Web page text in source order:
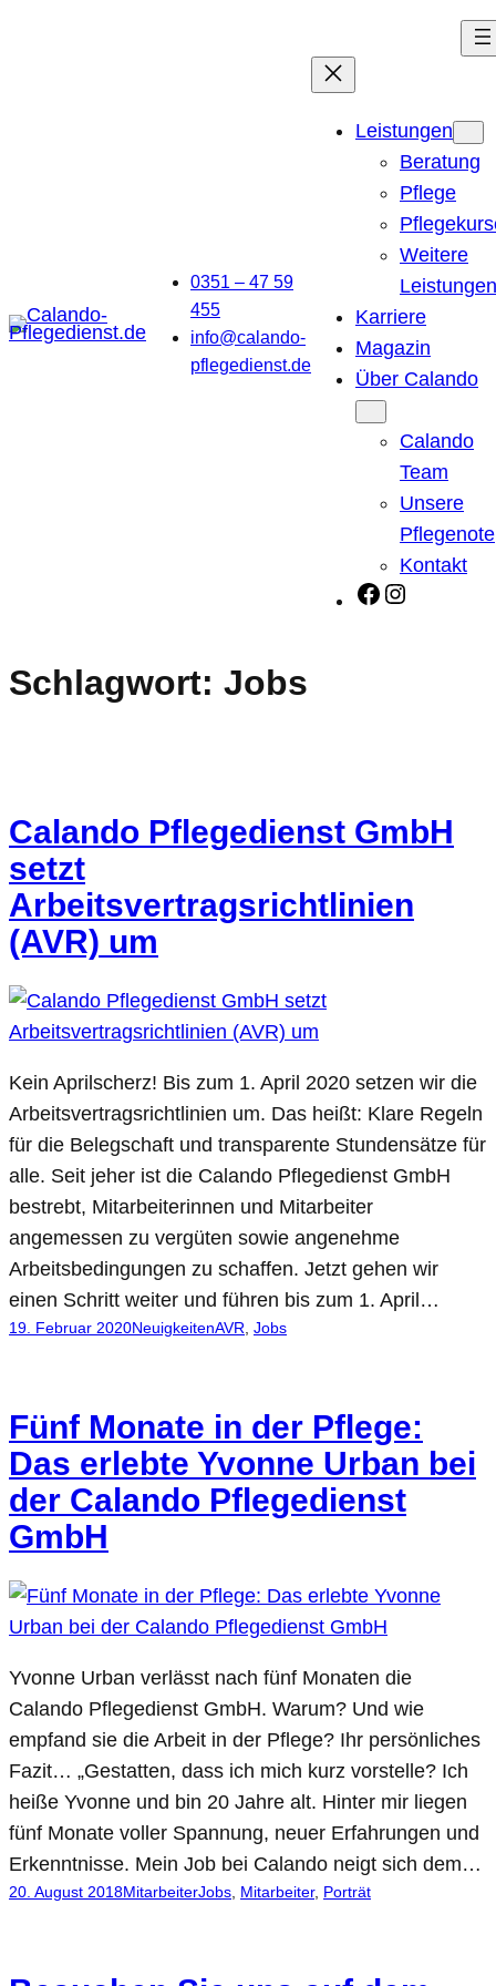
0351 – 47 59
455
info@calando-
pflegedienst.de
Leistungen
Beratung
Pflege
Weitere
Leistungen
Karriere
Magazin
Über Calando
Calando
Team
Unsere
Pflegenote
Kontakt
Facebook
Schlagwort: Jobs
Calando Pflegedienst GmbH
setzt
Arbeitsvertragsrichtlinien
(AVR) um
Kein Aprilscherz! Bis zum 1. April 2020 setzen wir die
Arbeitsvertragsrichtlinien um. Das heißt: Klare Regeln
für die Belegschaft und transparente Stundensätze für
alle. Seit jeher ist die Calando Pflegedienst GmbH
bestrebt, Mitarbeiterinnen und Mitarbeiter
angemessen zu vergüten sowie angenehme
Arbeitsbedingungen zu schaffen. Jetzt gehen wir
einen Schritt weiter und führen bis zum 1. April…
19. Februar 2020NeuigkeitenAVR Jobs
Fünf Monate in der Pflege:
Das erlebte Yvonne Urban bei
der Calando Pflegedienst
GmbH
Yvonne Urban verlässt nach fünf Monaten die
Calando Pflegedienst GmbH. Warum? Und wie
empfand sie die Arbeit in der Pflege? Ihr persönliches
Fazit… „Gestatten, dass ich mich kurz vorstelle? Ich
heiße Yvonne und bin 20 Jahre alt. Hinter mir liegen
fünf Monate voller Spannung, neuer Erfahrungen und
Erkenntnisse. Mein Job bei Calando neigt sich dem…
20. August 2018MitarbeiterJobs Mitarbeiter, Porträt